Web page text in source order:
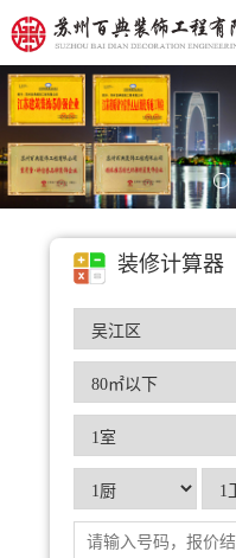
装修计算器